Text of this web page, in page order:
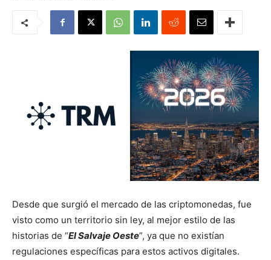
Desde que surgió el mercado de las criptomonedas, fue
visto como un territorio sin ley, al mejor estilo de las
historias de “El Salvaje Oeste”, ya que no existían
regulaciones específicas para estos activos digitales.